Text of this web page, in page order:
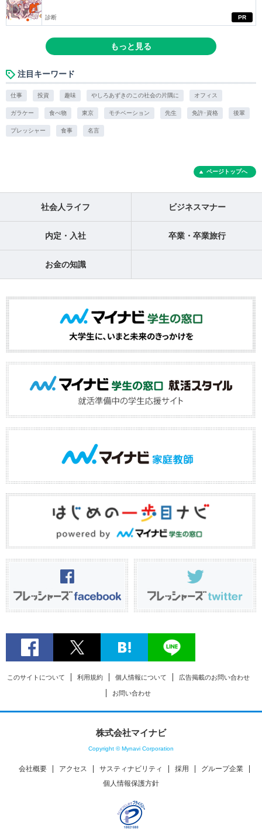
PR
診断
もっと見る
注目キーワード
仕事 投資 趣味 やしろあずきのこの社会の片隅に オフィス
ガラケー 食べ物 東京 モチベーション 先生 免許･資格 後輩
プレッシャー 食事 名言
ページトップへ
社会人ライフ ビジネスマナー
内定・入社 卒業・卒業旅行
お金の知識
このサイトについて 利用規約 個人情報について 広告掲載のお問い合わせ
お問い合わせ
株式会社マイナビ
Copyright © Mynavi Corporation
会社概要 アクセス サスティナビリティ 採用
グループ企業
個人情報保護方針